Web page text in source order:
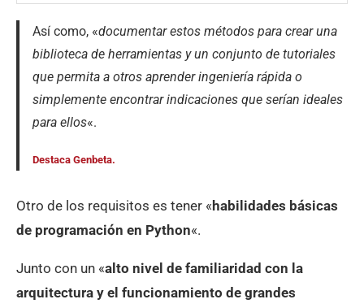
Así como, «documentar estos métodos para crear una
biblioteca de herramientas y un conjunto de tutoriales
que permita a otros aprender ingeniería rápida o
simplemente encontrar indicaciones que serían ideales
para ellos«.
Destaca Genbeta.
Otro de los requisitos es tener « habilidades básicas
de programación en Python«.
Junto con un «alto nivel de familiaridad con la
arquitectura y el funcionamiento de grandes